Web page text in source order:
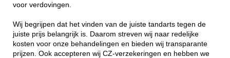
voor verdovingen.
Wij begrijpen dat het vinden van de juiste tandarts tegen de
juiste prijs belangrijk is. Daarom streven wij naar redelijke
kosten voor onze behandelingen en bieden wij transparante
prijzen. Ook accepteren wij CZ-verzekeringen en hebben we